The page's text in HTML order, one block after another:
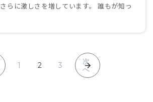
らに激しさを増しています。 誰もが知っ
1 2 3
次
へ